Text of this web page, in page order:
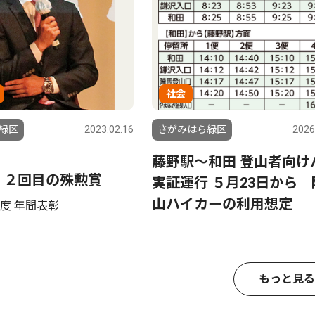
区 2023.02.16
回目の殊勲賞
年間表彰
社会
さがみはら緑区
藤野駅～和田 登山者向け
実証運行 ５月23日から
山ハイカーの利用想定
もっと見る